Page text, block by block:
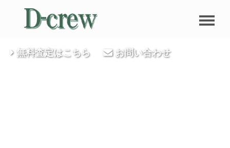
無料査定はこちら お問い合わせ